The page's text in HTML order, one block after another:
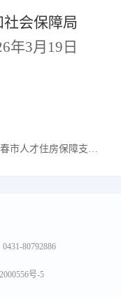
会保障局
年3月19日
支持项目符合人员名单的公示
80792886
号-5